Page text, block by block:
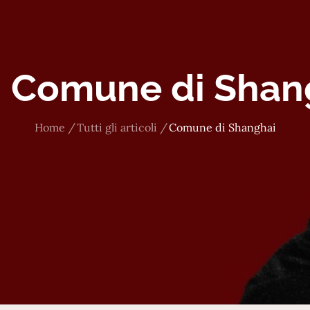
Comune di
Home Tutti gli articoli Comune di Shanghai